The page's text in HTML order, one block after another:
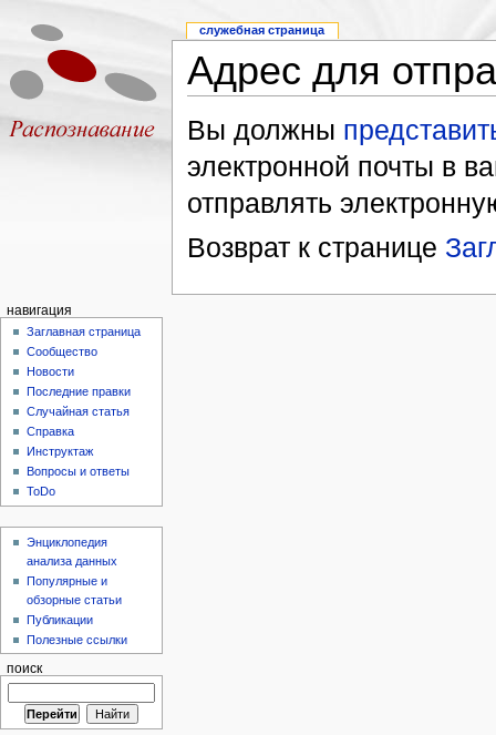
Адрес для
Вы должны
электронной почты в
отправлять
Возврат к странице
служебная страница
навигация
Заглавная страница
Сообщество
Новости
Последние правки
Случайная статья
Справка
Инструктаж
Вопросы и ответы
ToDo
Энциклопедия
анализа данных
Популярные и
обзорные статьи
Публикации
Полезные ссылки
поиск